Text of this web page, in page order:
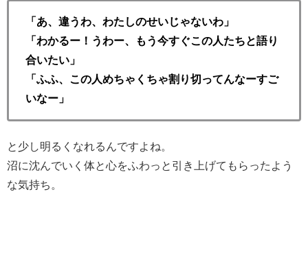
「あ、違うわ、わたしのせいじゃないわ」
「わかるー！うわー、もう今すぐこの人たちと語り
合いたい」
「ふふ、この人めちゃくちゃ割り切ってんなーすご
いなー」
と少し明るくなれるんですよね。
沼に沈んでいく体と心をふわっと引き上げてもらったよう
な気持ち。